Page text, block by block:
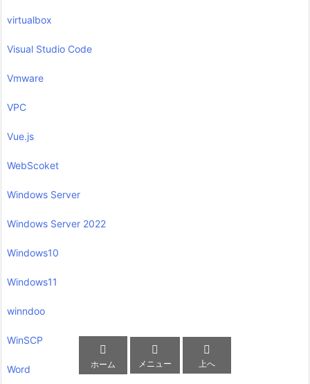
virtualbox
Visual Studio Code
Vmware
VPC
Vue.js
WebScoket
Windows Server
Windows Server 2022
Windows10
Windows11
winndoo
WinSCP
Word

ホーム

メニュー

上へ